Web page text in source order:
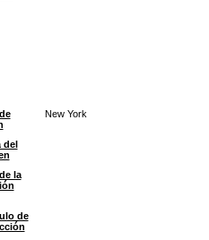
New York
del
la
de